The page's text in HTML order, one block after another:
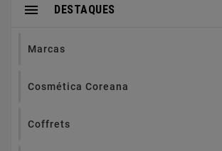
DESTAQUES

Marcas
Cosmética Coreana
Coffrets